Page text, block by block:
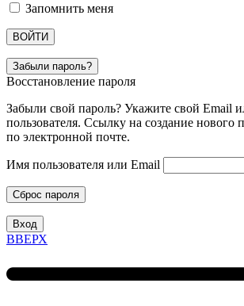
Запомнить меня
ВОЙТИ
Забыли пароль?
Восстановление пароля
Забыли свой пароль? Укажите свой Email
пользователя. Ссылку на создание нового
по электронной почте.
Имя пользователя или Email
Сброс пароля
Вход
ВВЕРХ